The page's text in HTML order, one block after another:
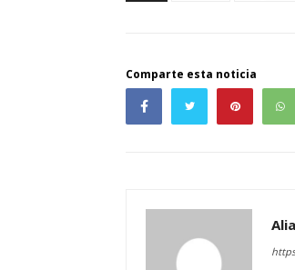
Comparte esta noticia